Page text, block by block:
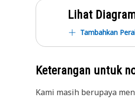
Lihat
Tambahkan
Keterangan untuk
Kami masih berupaya